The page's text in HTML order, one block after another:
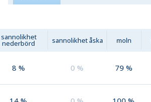
sannolikhet
nederbörd sannolikhet åska moln
8 % 0 % 79 %